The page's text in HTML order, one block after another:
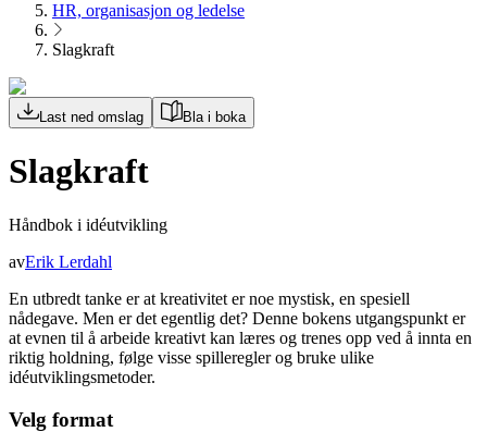
HR, organisasjon og ledelse
Slagkraft
Last ned omslag Bla i boka
Slagkraft
Håndbok i idéutvikling
avErik Lerdahl
En utbredt tanke er at kreativitet er noe mystisk, en spesiell
nådegave. Men er det egentlig det? Denne bokens utgangspunkt er
at evnen til å arbeide kreativt kan læres og trenes opp ved å innta en
riktig holdning, følge visse spilleregler og bruke ulike
idéutviklingsmetoder.
Velg format